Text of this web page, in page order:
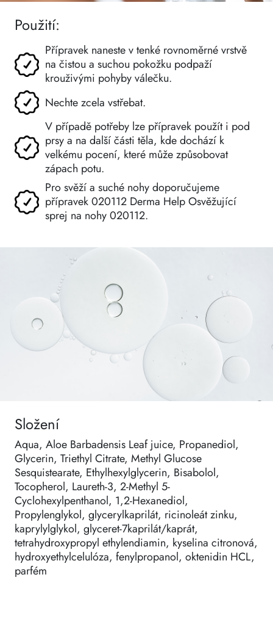
Použití:
Přípravek naneste v tenké rovnoměrné vrstvě
na čistou a suchou pokožku podpaží
krouživými pohyby válečku.
Nechte zcela vstřebat.
V případě potřeby lze přípravek použít i pod
prsy a na další části těla, kde dochází k
velkému pocení, které může způsobovat
zápach potu.
Pro svěží a suché nohy doporučujeme
přípravek 020112 Derma Help Osvěžující
sprej na nohy 020112.
Složení
Aqua, Aloe Barbadensis Leaf juice, Propanediol,
Glycerin, Triethyl Citrate, Methyl Glucose
Sesquistearate, Ethylhexylglycerin, Bisabolol,
Tocopherol, Laureth-3, 2-Methyl 5-
Cyclohexylpenthanol, 1,2-Hexanediol,
Propylenglykol, glycerylkaprilát, ricinoleát zinku,
kaprylylglykol, glyceret-7kaprilát/kaprát,
tetrahydroxypropyl ethylendiamin, kyselina citronová,
hydroxyethylcelulóza, fenylpropanol, oktenidin HCL,
parfém